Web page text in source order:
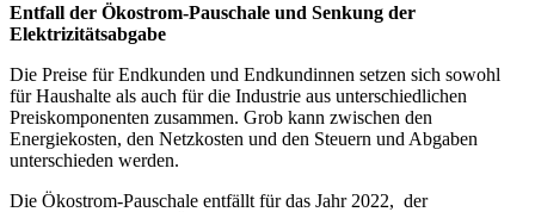
Entfall der Ökostrom-Pauschale und Senkung der
Elektrizitätsabgabe
Die Preise für Endkunden und Endkundinnen setzen sich sowohl
für Haushalte als auch für die Industrie aus unterschiedlichen
Preiskomponenten zusammen. Grob kann zwischen den
Energiekosten, den Netzkosten und den Steuern und Abgaben
unterschieden werden.
Die Ökostrom-Pauschale entfällt für das Jahr 2022, der